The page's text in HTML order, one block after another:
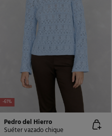
-61%
Pedro del Hierro
Suéter vazado chique